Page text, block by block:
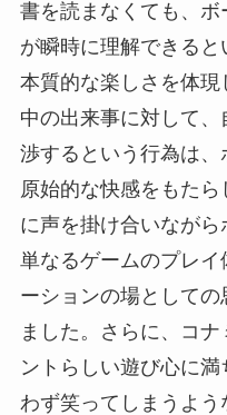
書を読まなくても、
が瞬時に理解できる
本質的な楽しさを体
中の出来事に対して
渉するという行為は
原始的な快感をもた
に声を掛け合いながら
単なるゲームのプレ
ーションの場として
ました。さらに、コ
ントらしい遊び心に
わず笑ってしまうよ